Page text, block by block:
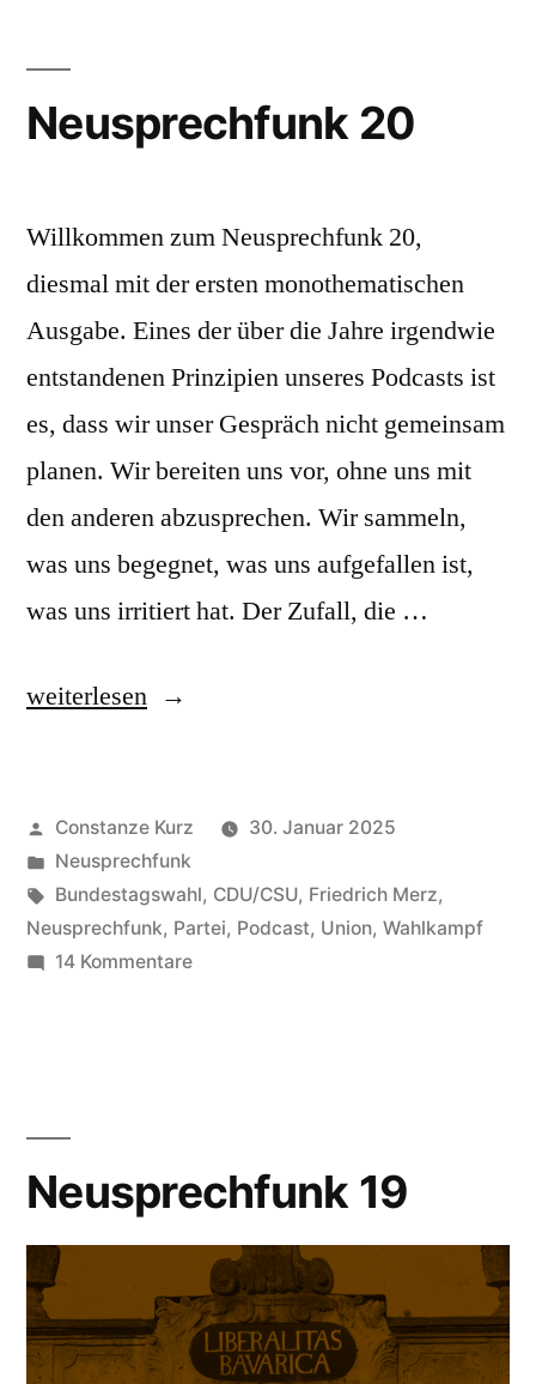
Neusprechfunk 20
Willkommen zum Neusprechfunk 20,
diesmal mit der ersten monothematischen
Ausgabe. Eines der über die Jahre irgendwie
entstandenen Prinzipien unseres Podcasts ist
es, dass wir unser Gespräch nicht gemeinsam
planen. Wir bereiten uns vor, ohne uns mit
den anderen abzusprechen. Wir sammeln,
was uns begegnet, was uns aufgefallen ist,
was uns irritiert hat. Der Zufall, die …
„Neusprechfunk
weiterlesen
Veröffentlicht
von
Constanze Kurz
30. Januar 2025
Veröffentlicht
in
Neusprechfunk
Schlagwörter:
Bundestagswahl, CDU/CSU, Friedrich Merz,
Neusprechfunk, Partei, Podcast, Union, Wahlkampf
14 Kommentarezu
Neusprechfunk 19